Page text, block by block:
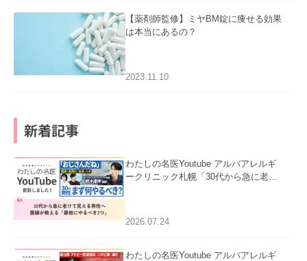
【薬剤師監修】ミヤBM錠に痩せる効果
は本当にあるの？
2023.11.10
新着記事
わたしの名医Youtube アルバアレルギ
ークリニック札幌「30代から急に老け
た。
2026.07.24
わたしの名医Youtube アルバアレルギ